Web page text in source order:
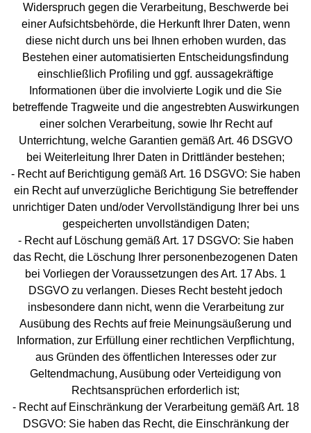
Widerspruch gegen die Verarbeitung, Beschwerde bei
einer Aufsichtsbehörde, die Herkunft Ihrer Daten, wenn
diese nicht durch uns bei Ihnen erhoben wurden, das
Bestehen einer automatisierten Entscheidungsfindung
einschließlich Profiling und ggf. aussagekräftige
Informationen über die involvierte Logik und die Sie
betreffende Tragweite und die angestrebten Auswirkungen
einer solchen Verarbeitung, sowie Ihr Recht auf
Unterrichtung, welche Garantien gemäß Art. 46 DSGVO
bei Weiterleitung Ihrer Daten in Drittländer bestehen;
- Recht auf Berichtigung gemäß Art. 16 DSGVO: Sie haben
ein Recht auf unverzügliche Berichtigung Sie betreffender
unrichtiger Daten und/oder Vervollständigung Ihrer bei uns
gespeicherten unvollständigen Daten;
- Recht auf Löschung gemäß Art. 17 DSGVO: Sie haben
das Recht, die Löschung Ihrer personenbezogenen Daten
bei Vorliegen der Voraussetzungen des Art. 17 Abs. 1
DSGVO zu verlangen. Dieses Recht besteht jedoch
insbesondere dann nicht, wenn die Verarbeitung zur
Ausübung des Rechts auf freie Meinungsäußerung und
Information, zur Erfüllung einer rechtlichen Verpflichtung,
aus Gründen des öffentlichen Interesses oder zur
Geltendmachung, Ausübung oder Verteidigung von
Rechtsansprüchen erforderlich ist;
- Recht auf Einschränkung der Verarbeitung gemäß Art. 18
DSGVO: Sie haben das Recht, die Einschränkung der